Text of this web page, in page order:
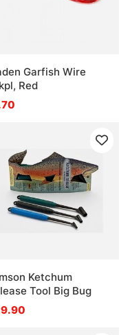
Garfish Wire
Red
Ketchum
Tool Big Bug